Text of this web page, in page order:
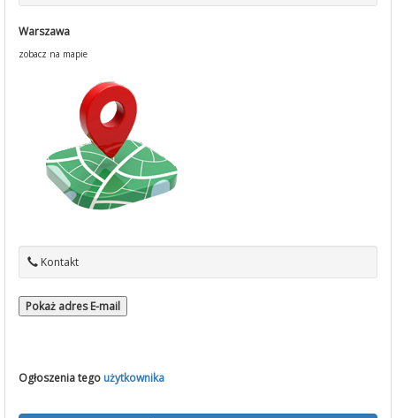
Warszawa
zobacz na mapie
Kontakt
Pokaż adres E-mail
Ogłoszenia tego użytkownika